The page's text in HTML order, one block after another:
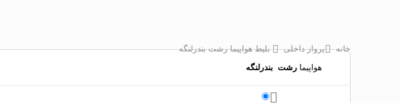
خانه پرواز داخلی
بلیط هواپیما رشت بندرلنگه
هواپیما رشت بندرلنگه